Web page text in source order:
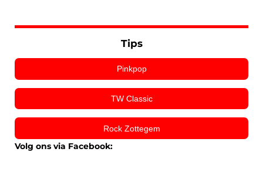
Tips
Pinkpop
TW Classic
Rock Zottegem
Volg ons via Facebook: